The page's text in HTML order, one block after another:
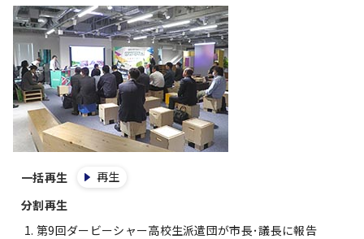
一括再生
再生
分割再生
第9回ダービーシャー高校生派遣団が市長･議長に報告